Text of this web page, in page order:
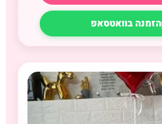
הזמנה בוואטסאפ